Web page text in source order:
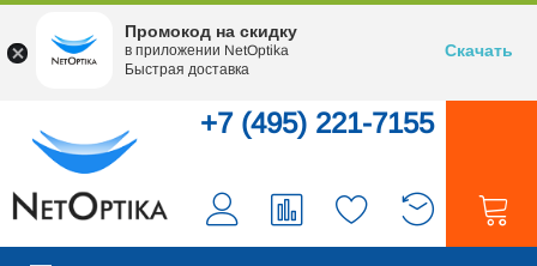
+7 (495) 221-7155
Промокод на скидку
в приложении NetOptika
Быстрая доставка
Скачать